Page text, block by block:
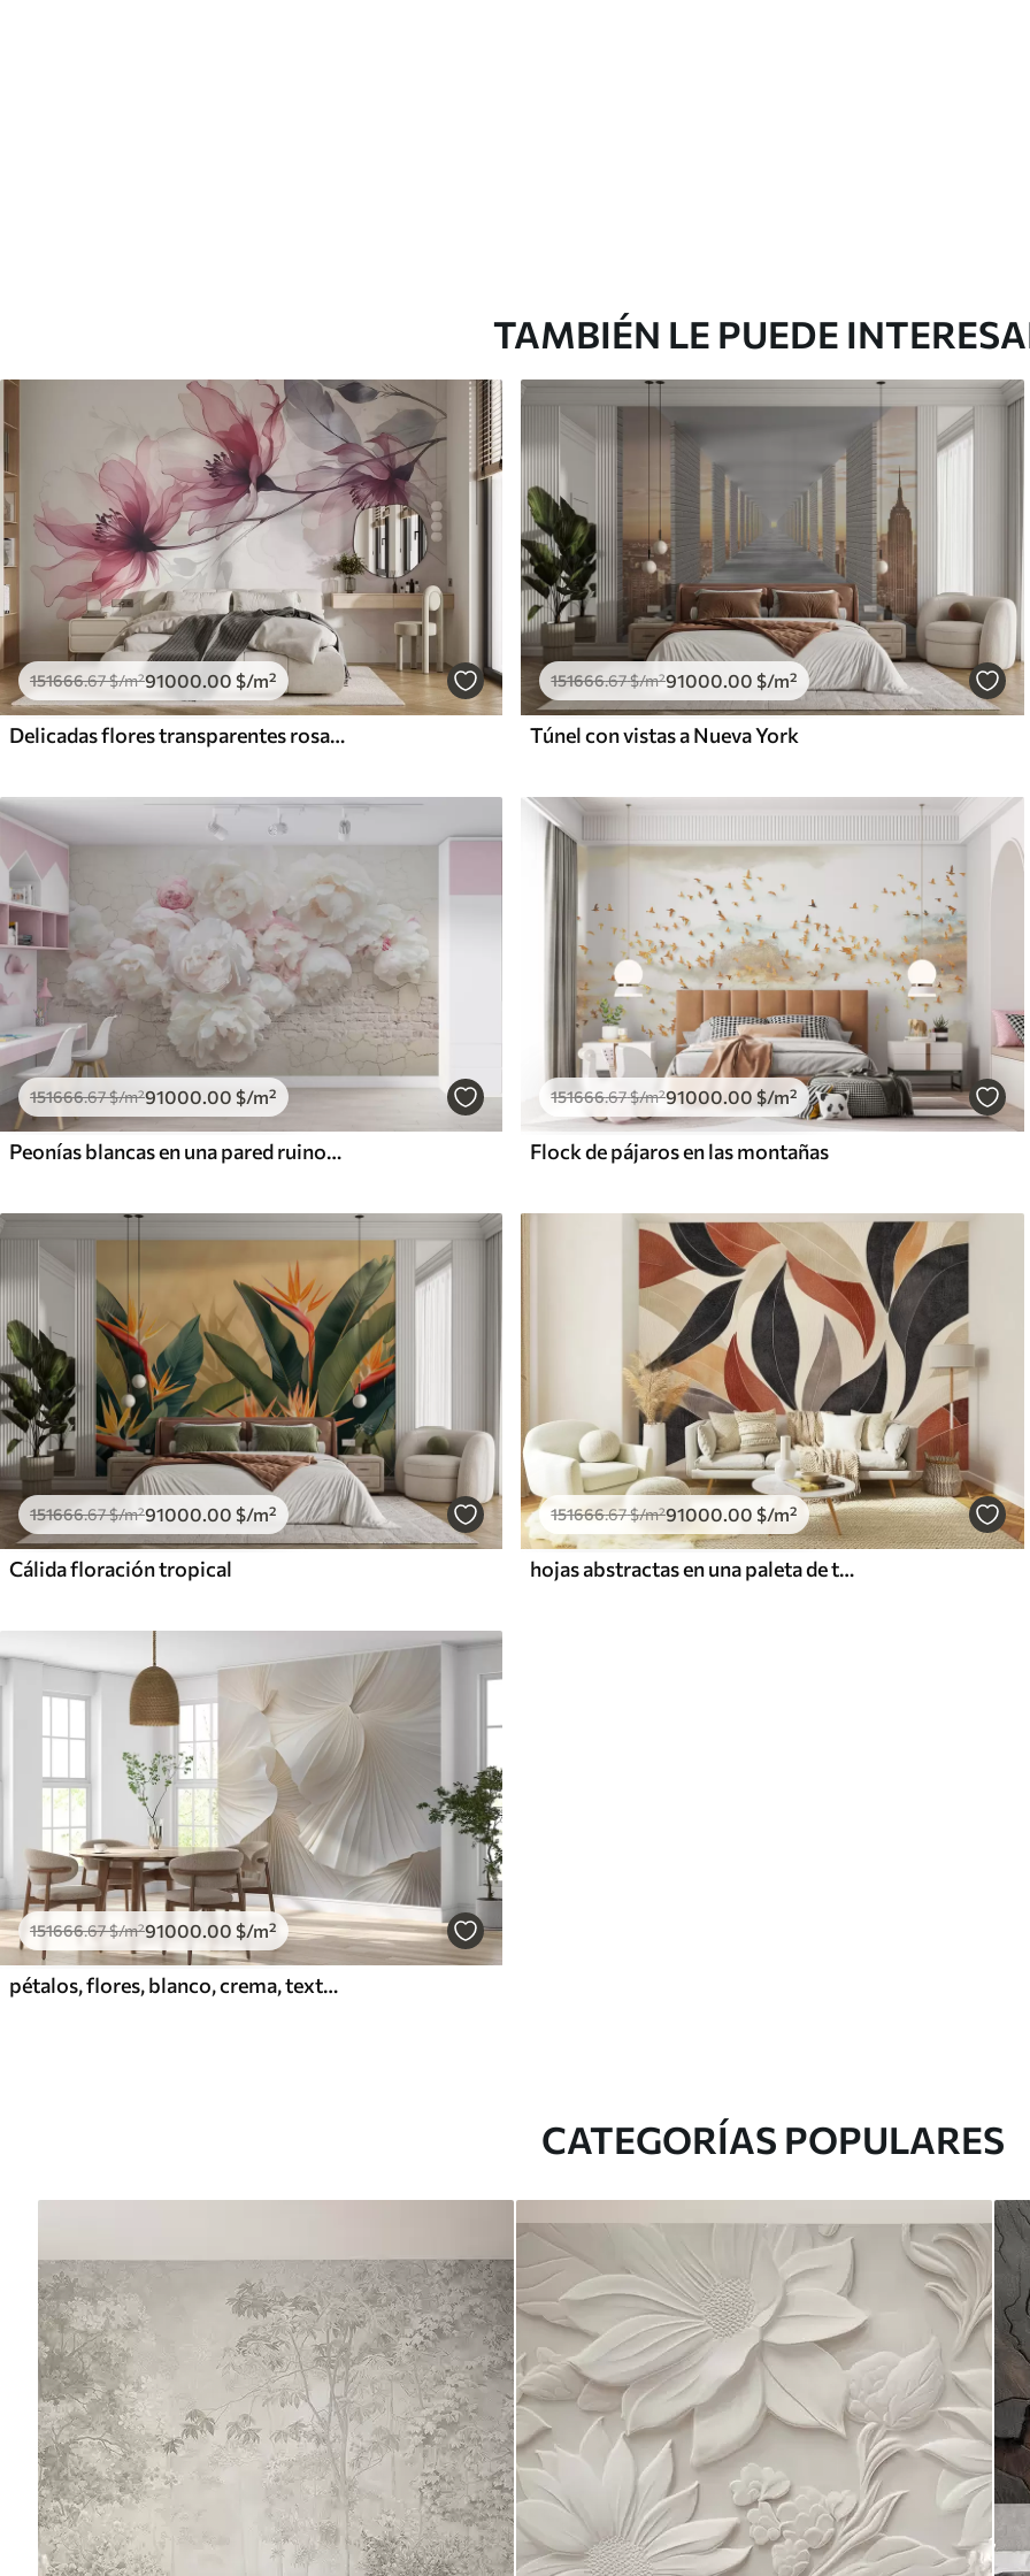
TAMBIÉN LE PUEDE
151666.67$/m²91000 .00 $/m²
Delicadas flores transparentes rosas y grises con pétalos suaves y difuminados sobre fondo blanco
151666.67$/m²91000 .00 $/m²
Túnel con vistas a Nueva York
151666.67$/m²91000.00 $/m²
Peonías blancas en una pared ruinosa
151666.67$/m²91000.00 $/m²
Flock de pájaros en las montañas
151666.67$/m²91000 .00 $/m²
Cálida floración tropical
151666.67$/m²91000 .00 $/m²
hojas abstractas en una paleta de tonos terrosos: beige, terracota y gris oscuro
151666.67$/m²91000.00 $/m²
pétalos, flores, blanco, crema, textura, ternura, decorativo
CATEGORÍAS POPULARES